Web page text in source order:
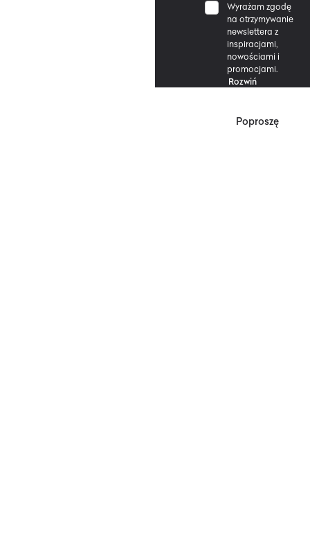
Wyrażam zgodę
na otrzymywanie
newslettera z
inspiracjami,
nowościami i
promocjami.
Rozwiń
Poproszę